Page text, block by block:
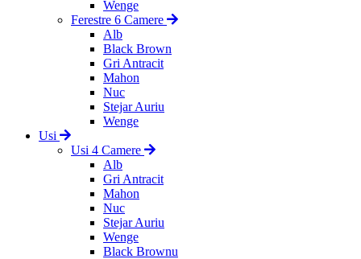
Wenge
Ferestre 6 Camere
Alb
Black Brown
Gri Antracit
Mahon
Nuc
Stejar Auriu
Wenge
Usi
Usi 4 Camere
Alb
Gri Antracit
Mahon
Nuc
Stejar Auriu
Wenge
Black Brownu